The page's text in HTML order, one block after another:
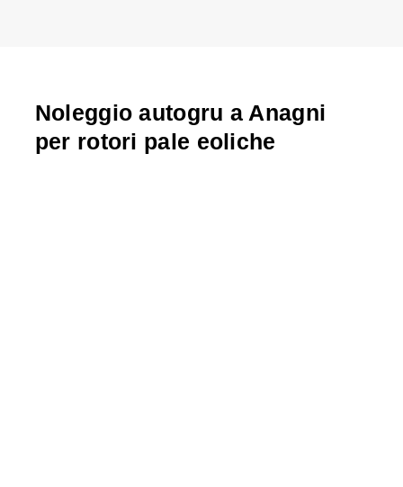
Noleggio autogru a Anagni
per rotori pale eoliche